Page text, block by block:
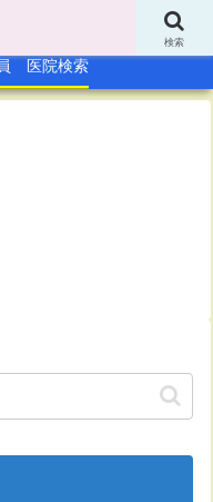
医院検索
検索